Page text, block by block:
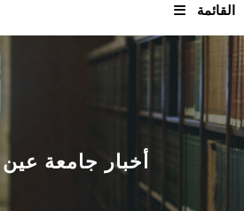
القائمة
أخبار جامعة